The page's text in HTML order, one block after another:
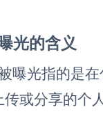
光的含义
曝光指的是
传或分享的个